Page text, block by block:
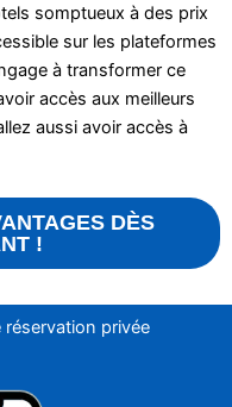
somptueux à des prix
sur les plateformes
à transformer ce
accès aux meilleurs
aussi avoir accès à
DÈS
!
réservation privée